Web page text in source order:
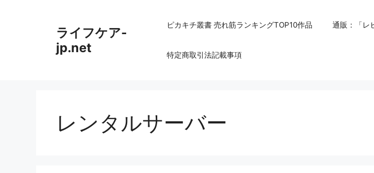
ライフケア-
jp.net
ピカキチ叢書 売れ筋ランキングTOP10作品 通販：「レ
特定商取引法記載事項
レンタルサーバー